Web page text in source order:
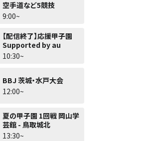
空手道など5競技
9:00~
【配信終了】応援甲子園
Supported by au
10:30~
BBJ 茨城・水戸大会
12:00~
夏の甲子園 1回戦 岡山学
芸館 - 鳥取城北
13:30~